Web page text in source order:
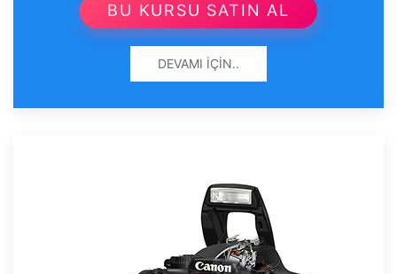
BU KURSU SATIN AL
DEVAMI İÇIN..